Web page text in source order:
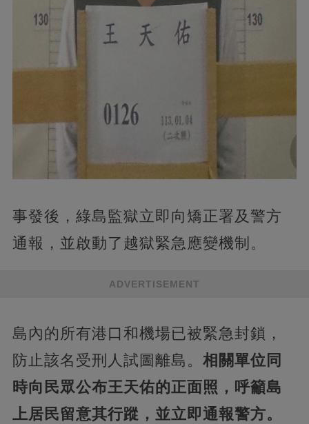
事發後，綠島監獄立即向矯正署及警方
通報，並啟動了越獄緊急應變機制。
ADVERTISEMENT
島內的所有港口和機場已被緊急封鎖，
防止該名受刑人試圖離島。 相關單位同
時向民眾公布王天佑的正面照，呼籲島
上居民留意其行蹤，並立即通報警方。